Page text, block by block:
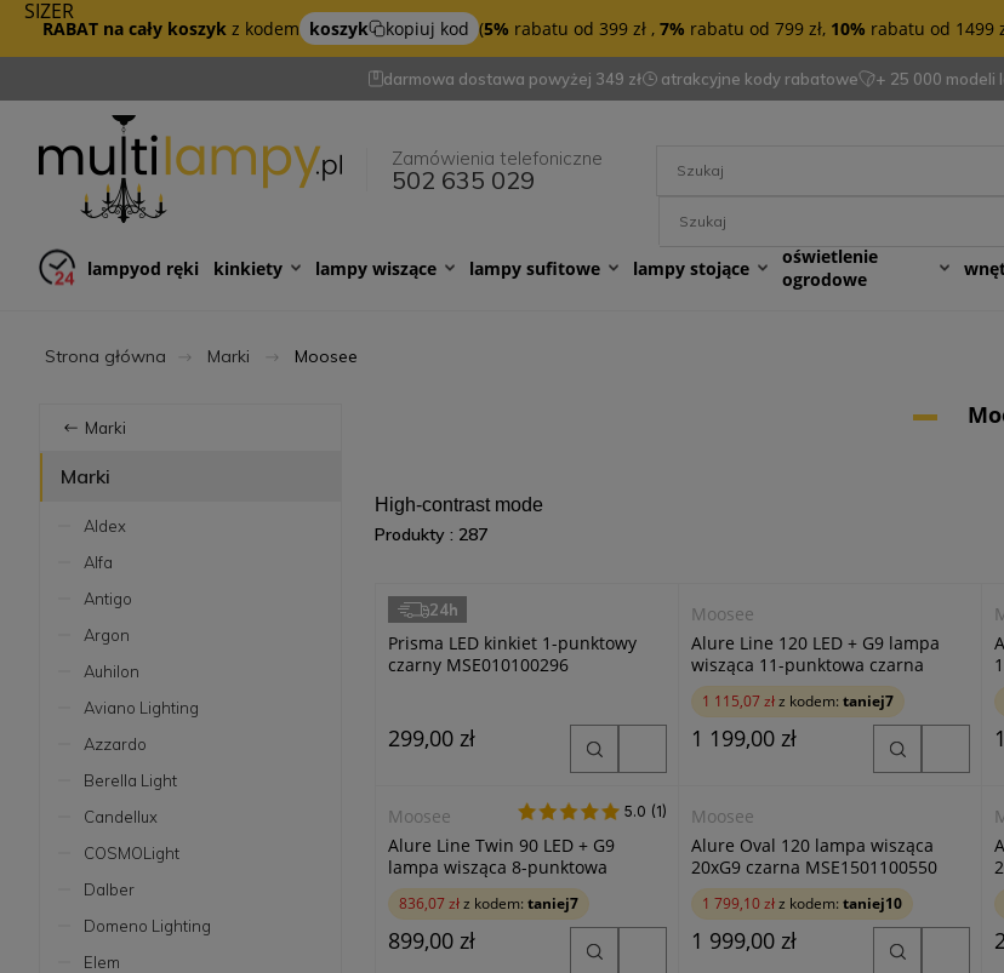
RABAT na cały koszyk z kodem koszyk kopiuj kod (5% rabatu od 399 zł , 7% rabatu od 799 zł, 10% rabatu od 1499
darmowa dostawa powyżej 349 zł atrakcyjne kody rabatowe + 25 000 modeli
Zamówienia telefoniczne
502 635 029
lampyod ręki kinkiety lampy wiszące lampy sufitowe lampy stojące
oświetlenie
ogrodowe
Strona główna Marki Moosee
Marki
Marki
Aldex
Alfa
Antigo
Argon
Auhilon
Aviano Lighting
Azzardo
Berella Light
Candellux
COSMOLight
Dalber
Domeno Lighting
Elem
High-contrast mode
Produkty : 287
Moosee
Prisma LED kinkiet 1-punktowy
czarny MSE010100296
299,00 zł
24h
Moosee
Alure Line 120 LED + G9 lampa
wisząca 11-punktowa czarna
MSE010100347
1 115,07 złz kodem: taniej7
1 199,00 zł
Moosee
Alure Line Twin 90 LED + G9
lampa wisząca 8-punktowa
czarna MSE010100346
5.0 (1)
5.0 (1)
836,07 złz kodem:taniej7
899,00 zł
Moosee
Alure Oval 120 lampa wisząca
20xG9 czarna MSE1501100550
1 799,10 złz kodem: taniej10
1 999,00 zł
SIZER